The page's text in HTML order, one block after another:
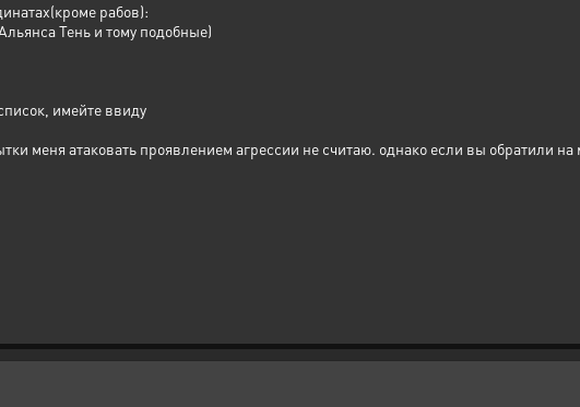
рабов):
Тень и тому подобные)
имейте ввиду
меня атаковать проявлением агрессии не считаю. однако если вы обратили на